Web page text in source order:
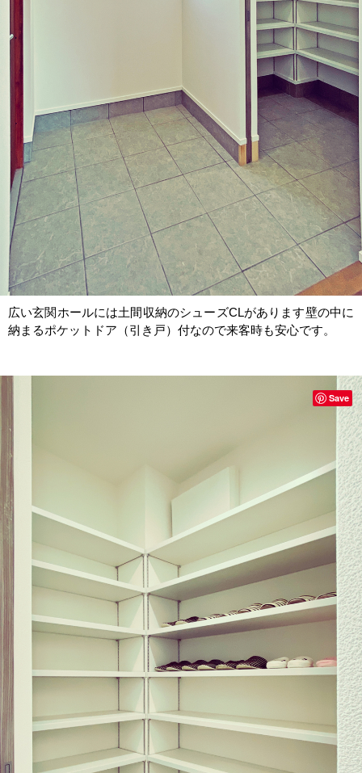
広い玄関ホールには土間収納のシューズCLがあります壁の中に
納まるポケットドア（引き戸）付なので来客時も安心です。
Save